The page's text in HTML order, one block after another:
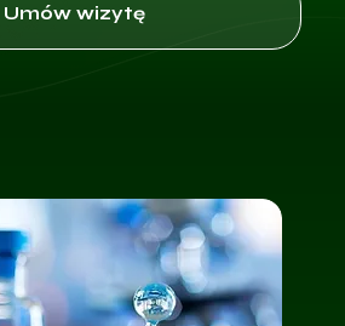
Umów wizytę